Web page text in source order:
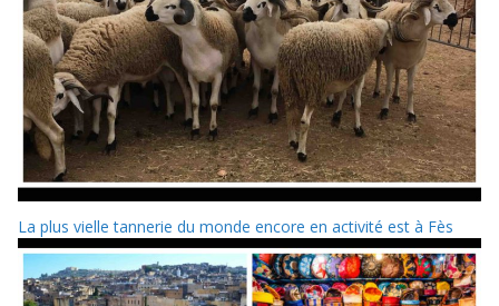
La plus vielle tannerie du monde encore en activité est à Fès